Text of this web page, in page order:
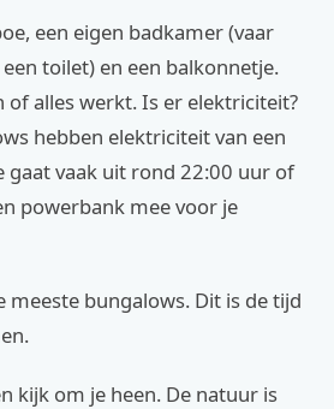
een eigen badkamer (vaar
toilet) en een balkonnetje.
of alles werkt. Is er elektriciteit?
hebben elektriciteit van een
gaat vaak uit rond 22:00 uur of
powerbank mee voor je
meeste bungalows. Dit is de tijd
kijk om je heen. De natuur is